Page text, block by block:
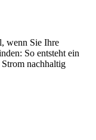
wenn Sie Ihre
So entsteht ein
nachhaltig